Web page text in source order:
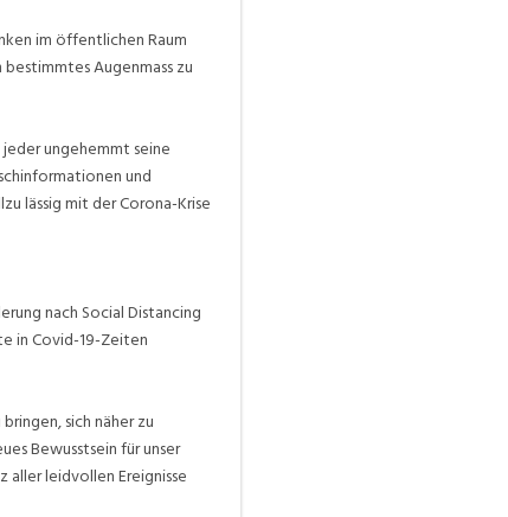
im öffentlichen Raum
Augenmass zu
ungehemmt seine
und
lässig mit der Corona-Krise
nach Social Distancing
in Covid-19-Zeiten
sich näher zu
Bewusstsein für unser
leidvollen Ereignisse